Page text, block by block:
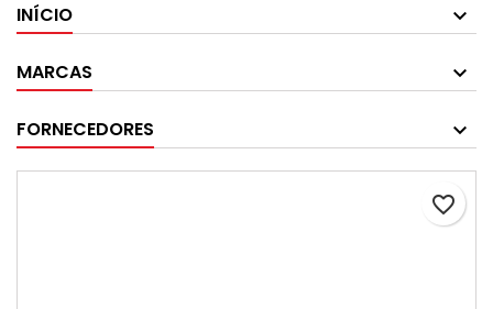
INÍCIO
MARCAS
FORNECEDORES
favorite_border